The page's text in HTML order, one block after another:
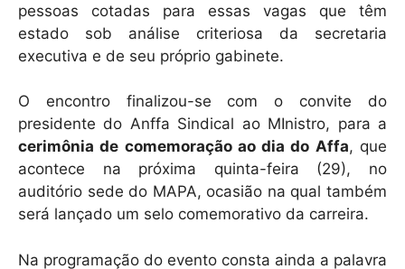
pessoas cotadas para essas vagas que têm
estado sob análise criteriosa da secretaria
executiva e de seu próprio gabinete.
O encontro finalizou-se com o convite do
presidente do Anffa Sindical ao MInistro, para a
cerimônia de comemoração ao dia do Affa, que
acontece na próxima quinta-feira (29), no
auditório sede do MAPA, ocasião na qual também
será lançado um selo comemorativo da carreira.
Na programação do evento consta ainda a palavra